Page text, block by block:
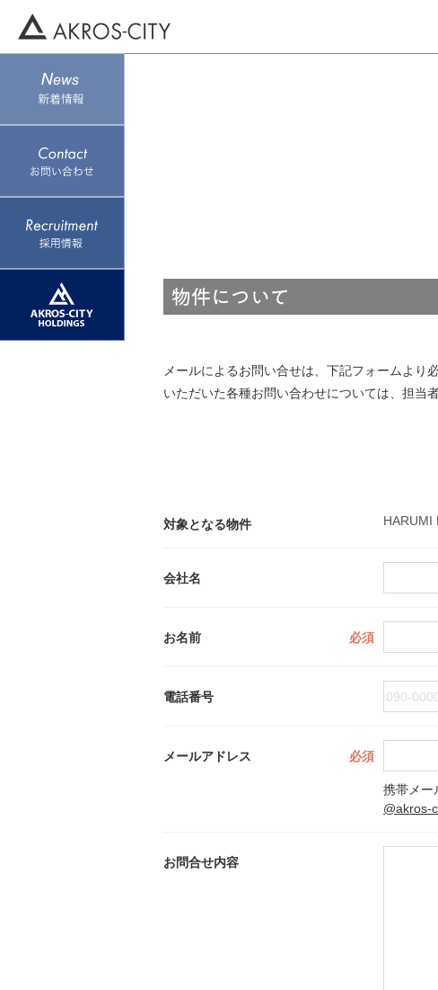
メールによるお問い合せは、下記フォームより
いただいた各種お問い合わせについては、担当
対象となる物件 HARUMI
会社名
お名前 必須
電話番号
メールアドレス 必須
携帯メー
@akros-
お問合せ内容